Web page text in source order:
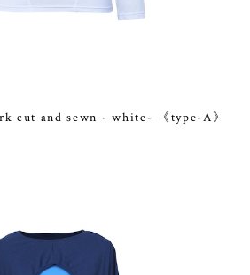
cut and sewn - white- 《type-A》